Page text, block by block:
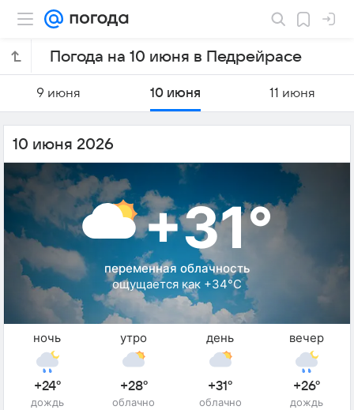
Погода на 10 июня в Педрейрасе
9 июня 10 июня 11 июня
10 июня 2026
+31°
переменная облачность
ощущается как +34°C
ночь
+24°
дождь
утро
+28°
облачно
день
+31°
облачно
вечер
+26°
дождь